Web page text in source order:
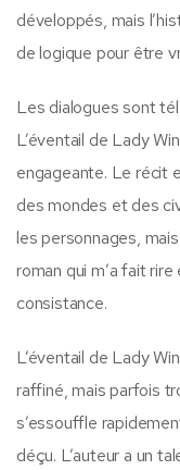
développés, mais
de logique pour être
Les dialogues sont
L’éventail de Lady
engageante. Le récit
des mondes et des
les personnages,
roman qui m’a fait
consistance.
L’éventail de Lady
raffiné, mais parfois
s’essouffle
déçu. L’auteur a un